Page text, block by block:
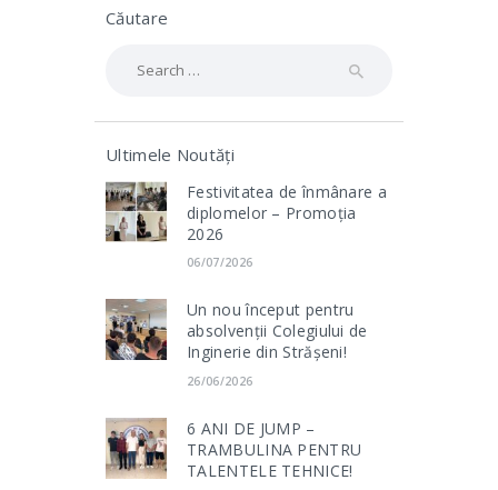
Căutare
Ultimele Noutăți
Festivitatea de înmânare a
diplomelor – Promoția
2026
06/07/2026
Un nou început pentru
absolvenții Colegiului de
Inginerie din Strășeni!
26/06/2026
6 ANI DE JUMP –
TRAMBULINA PENTRU
TALENTELE TEHNICE!